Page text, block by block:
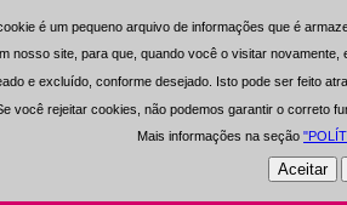
é um pequeno arquivo de informações que é
site, para que, quando você o visitar
e excluído, conforme desejado. Isto pode ser feito
você rejeitar cookies, não podemos garantir o correto
Mais informações na seção
é um pequeno arquivo de informações que é
site, para que, quando você o visitar
e excluído, conforme desejado. Isto pode ser feito
você rejeitar cookies, não podemos garantir o correto
Mais informações na seção
0